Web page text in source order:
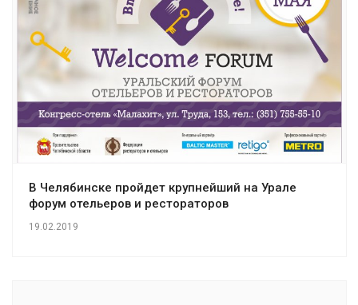
В Челябинске пройдет крупнейший на Урале
форум отельеров и рестораторов
19.02.2019